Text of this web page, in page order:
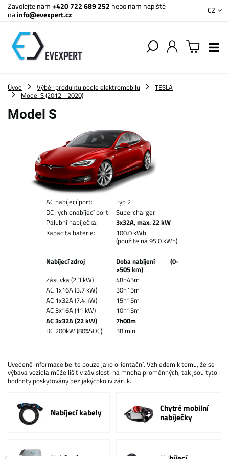
Zavolejte nám+420 722 689 252 nebo nám napiště
nainfo@evexpert.cz CZ
Úvod Výběr produktu podle elektromobilu
TESLA
Model S (2012 - 2020)
Model S
AC nabíjecí port:
Typ 2
DC rychlonabíjecí port:
Supercharger
Palubní nabíječka:
3x32A, max. 22 kW
Kapacita baterie:
100.0 kWh
(použitelná 95.0 kWh)
Nabíjecí zdroj
Doba nabíjení (0-
>505 km)
Zásuvka (2.3 kW)
48h45m
AC 1x16A (3.7 kW)
30h15m
AC 1x32A (7.4 kW)
15h15m
AC 3x16A (11 kW)
10h15m
AC 3x32A (22 kW)
7h00m
DC 200kW (80%SOC)
38 min
Uvedené informace berte pouze jako orientační. Vzhledem k tomu, že se
výbava vozidla může lišit v závislosti na mnoha proměnných, tak jsou tyto
hodnoty poskytovány bez jakýchkoliv záruk.
Nabíjecí kabely Chytré mobilní
nabíječky